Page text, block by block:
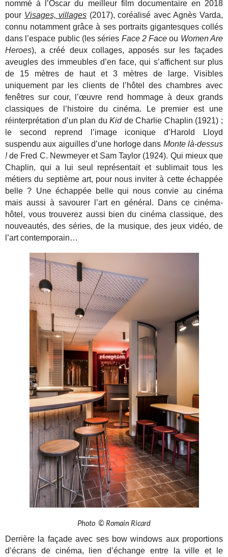
nommé à l’Oscar du meilleur film documentaire en 2018
pour Visages, villages (2017), coréalisé avec Agnès Varda,
connu notamment grâce à ses portraits gigantesques collés
dans l’espace public (les séries Face 2 Face ou Women Are
Heroes), a créé deux collages, apposés sur les façades
aveugles des immeubles d’en face, qui s’affichent sur plus
de 15 mètres de haut et 3 mètres de large. Visibles
uniquement par les clients de l’hôtel des chambres avec
fenêtres sur cour, l’œuvre rend hommage à deux grands
classiques de l’histoire du cinéma. Le premier est une
réinterprétation d’un plan duKidde Charlie Chaplin (1921) ;
le second reprend l’image iconique d’Harold Lloyd
suspendu aux aiguilles d’une horloge dans Monte là-dessus
!de Fred C. Newmeyer et Sam Taylor (1924). Qui mieux que
Chaplin, qui a lui seul représentait et sublimait tous les
métiers du septième art, pour nous inviter à cette échappée
belle ? Une échappée belle qui nous convie au cinéma
mais aussi à savourer l’art en général. Dans ce cinéma-
hôtel, vous trouverez aussi bien du cinéma classique, des
nouveautés, des séries, de la musique, des jeux vidéo, de
l’art contemporain…
Photo © Romain Ricard
Derrière la façade avec ses bow windows aux proportions
d’écrans de cinéma, lien d’échange entre la ville et le